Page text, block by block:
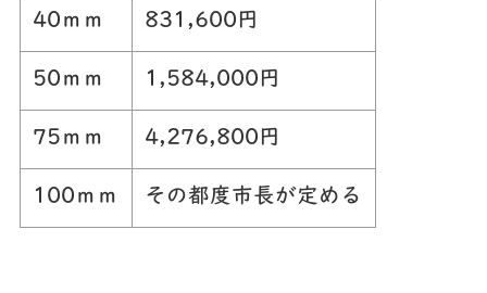
40ｍｍ 831,600円
50ｍｍ 1,584,000円
75ｍｍ 4,276,800円
100ｍｍ その都度市長が定める